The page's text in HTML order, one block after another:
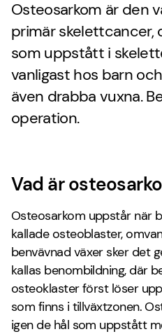
Osteosarkom är den
primär skelettcancer,
som uppstått i
vanligast hos barn
även drabba vuxna.
operation.
Vad är
Osteosarkom uppstår när
kallade osteoblaster,
benvävnad växer sker det
kallas benombildning, där
osteoklaster först löser
som finns i tillväxtzonen.
igen de hål som uppstått